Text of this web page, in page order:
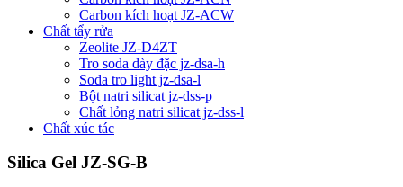
Carbon kích hoạt JZ-ACW
Chất tẩy rửa
Zeolite JZ-D4ZT
Tro soda dày đặc jz-dsa-h
Soda tro light jz-dsa-l
Bột natri silicat jz-dss-p
Chất lỏng natri silicat jz-dss-l
Chất xúc tác
Silica Gel JZ-SG-B